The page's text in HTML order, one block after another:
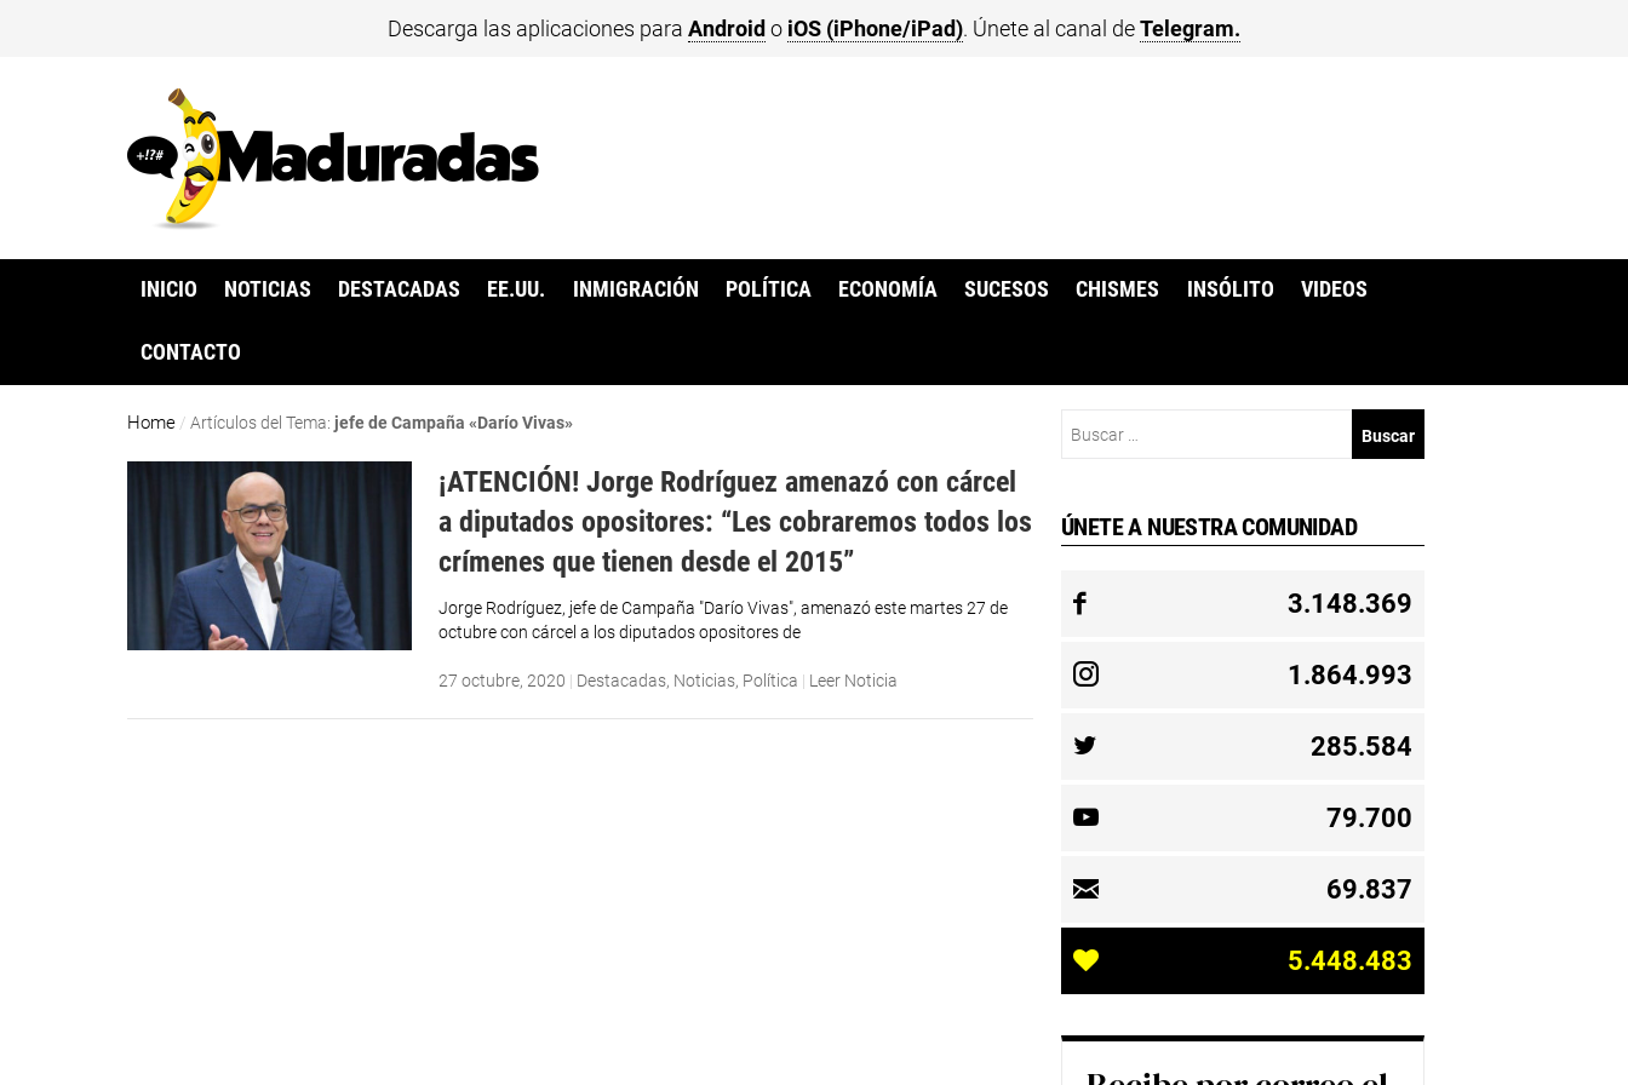
Descarga las aplicaciones para Android o iOS (iPhone/iPad). Únete al canal deTelegram.
INICIO NOTICIAS DESTACADAS EE.UU. INMIGRACIÓN POLÍTICA ECONOMÍA SUCESOS CHISMES INSÓLITO VIDEOS
CONTACTO
Home /Artículos del Tema: jefe de Campaña «Darío Vivas»
¡ATENCIÓN! Jorge Rodríguez amenazó con cárcel
a diputados opositores: “Les cobraremos todos los
crímenes que tienen desde el 2015”
Jorge Rodríguez, jefe de Campaña "Darío Vivas", amenazó este martes 27 de
octubre con cárcel a los diputados opositores de
27 octubre, 2020 | Destacadas, Noticias, Política | Leer Noticia
ÚNETE A NUESTRA COMUNIDAD
3.148.369
1.864.993
285.584
79.700
69.837
5.448.483